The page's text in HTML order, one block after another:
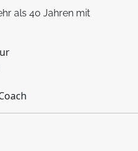
als 40 Jahren mit